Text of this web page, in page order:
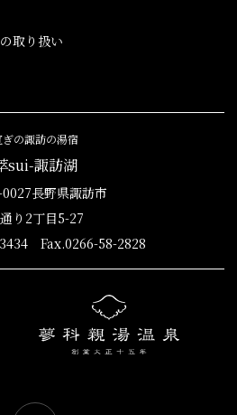
取り扱い
ぎの諏訪の湯宿
sui-諏訪湖
長野県諏訪市
り2丁目5-27
Fax.0266-58-2828